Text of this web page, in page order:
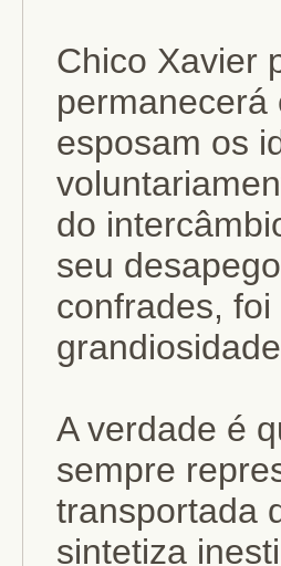
Chico Xavier
esposam os
do
seu
confrades,
A verdade é
sempre
transportada
sintetiza